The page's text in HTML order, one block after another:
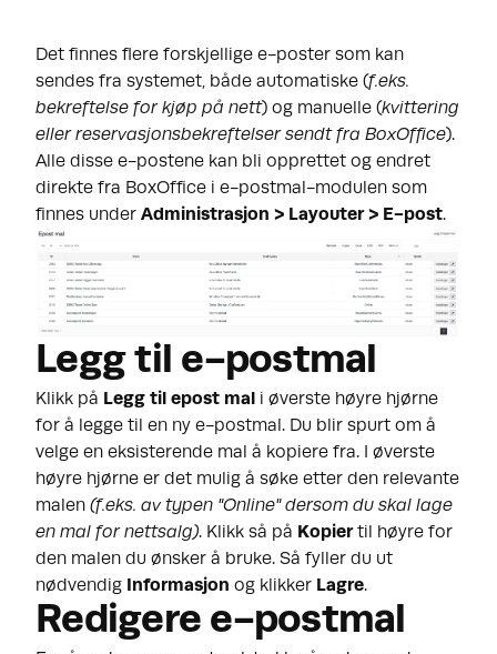
Det finnes flere forskjellige e-poster som kan
sendes fra systemet, både automatiske (f.eks.
bekreftelse for kjøp på nett) og manuelle (kvittering
eller reservasjonsbekreftelser sendt fra BoxOffice).
Alle disse e-postene kan bli opprettet og endret
direkte fra BoxOffice i e-postmal-modulen som
finnes under Administrasjon > Layouter > E-post.
Legg til e-postmal
Klikk på Legg til epost mal i øverste høyre hjørne
for å legge til en ny e-postmal. Du blir spurt om å
velge en eksisterende mal å kopiere fra. I øverste
høyre hjørne er det mulig å søke etter den relevante
malen (f.eks. av typen "Online" dersom du skal lage
en mal for nettsalg). Klikk så på Kopiertil høyre for
den malen du ønsker å bruke. Så fyller du ut
nødvendig Informasjon og klikker Lagre.
Redigere e-postmal